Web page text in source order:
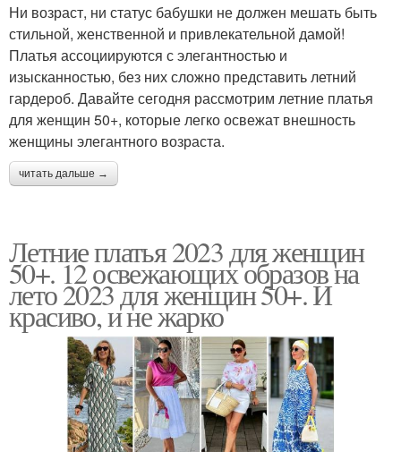
Ни возраст, ни статус бабушки не должен мешать быть
стильной, женственной и привлекательной дамой!
Платья ассоциируются с элегантностью и
изысканностью, без них сложно представить летний
гардероб. Давайте сегодня рассмотрим летние платья
для женщин 50+, которые легко освежат внешность
женщины элегантного возраста.
читать дальше →
Летние платья 2023 для женщин
50+. 12 освежающих образов на
лето 2023 для женщин 50+. И
красиво, и не жарко